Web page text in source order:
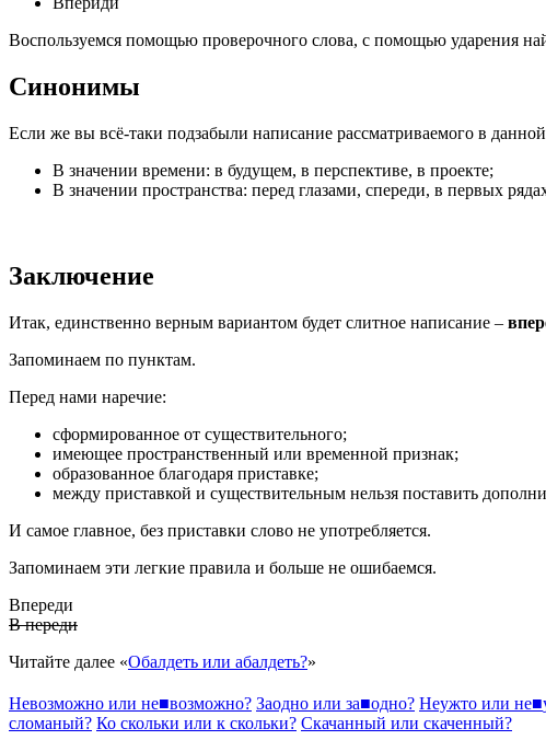
Воспользуемся помощью проверочного слова, с помощью ударения
Синонимы
Если же вы всё-таки подзабыли написание рассматриваемого в
В значении времени: в будущем, в перспективе, в проекте;
В значении пространства: перед глазами, спереди, в первых
Заключение
Итак, единственно верным вариантом будет слитное написание –
Запоминаем по пунктам.
Перед нами наречие:
сформированное от существительного;
имеющее пространственный или временной признак;
образованное благодаря приставке;
между приставкой и существительным нельзя поставить
И самое главное, без приставки слово не употребляется.
Запоминаем эти легкие правила и больше не ошибаемся.
Впереди
В переди
Читайте далее «Обалдеть или абалдеть?»
Невозможно или не■возможно? Заодно или за■одно? Неужто или не■
сломаный? Ко скольки или к скольки? Скачанный или скаченный?